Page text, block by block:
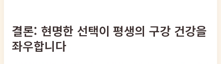
결론: 현명한 선택이 평생의 구강 건강을
좌우합니다